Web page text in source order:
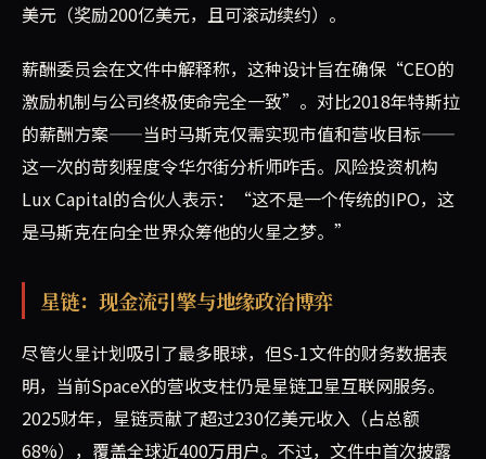
美元（奖励200亿美元，且可滚动续约）。
薪酬委员会在文件中解释称，这种设计旨在确保“CEO的
激励机制与公司终极使命完全一致”。对比2018年特斯拉
的薪酬方案——当时马斯克仅需实现市值和营收目标——
这一次的苛刻程度令华尔街分析师咋舌。风险投资机构
Lux Capital的合伙人表示：“这不是一个传统的IPO，这
是马斯克在向全世界众筹他的火星之梦。”
星链：现金流引擎与地缘政治博弈
尽管火星计划吸引了最多眼球，但S-1文件的财务数据表
明，当前SpaceX的营收支柱仍是星链卫星互联网服务。
2025财年，星链贡献了超过230亿美元收入（占总额
68%），覆盖全球近400万用户。不过，文件中首次披露